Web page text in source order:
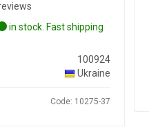
in stock. Fast shipping
100924
Ukraine
Code: 10275-37